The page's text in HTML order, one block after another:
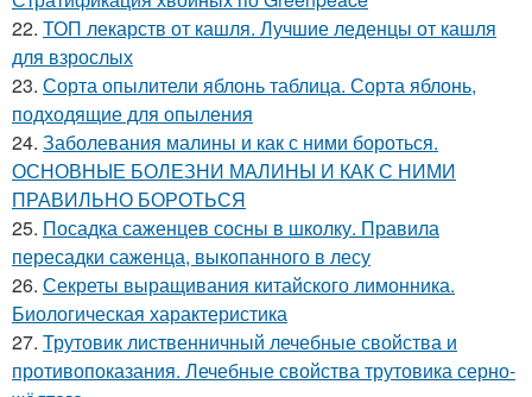
22. ТОП лекарств от кашля. Лучшие леденцы от кашля
для взрослых
23. Сорта опылители яблонь таблица. Сорта яблонь,
подходящие для опыления
24. Заболевания малины и как с ними бороться.
ОСНОВНЫЕ БОЛЕЗНИ МАЛИНЫ И КАК С НИМИ
ПРАВИЛЬНО БОРОТЬСЯ
25. Посадка саженцев сосны в школку. Правила
пересадки саженца, выкопанного в лесу
26. Секреты выращивания китайского лимонника.
Биологическая характеристика
27. Трутовик лиственничный лечебные свойства и
противопоказания. Лечебные свойства трутовика серно-